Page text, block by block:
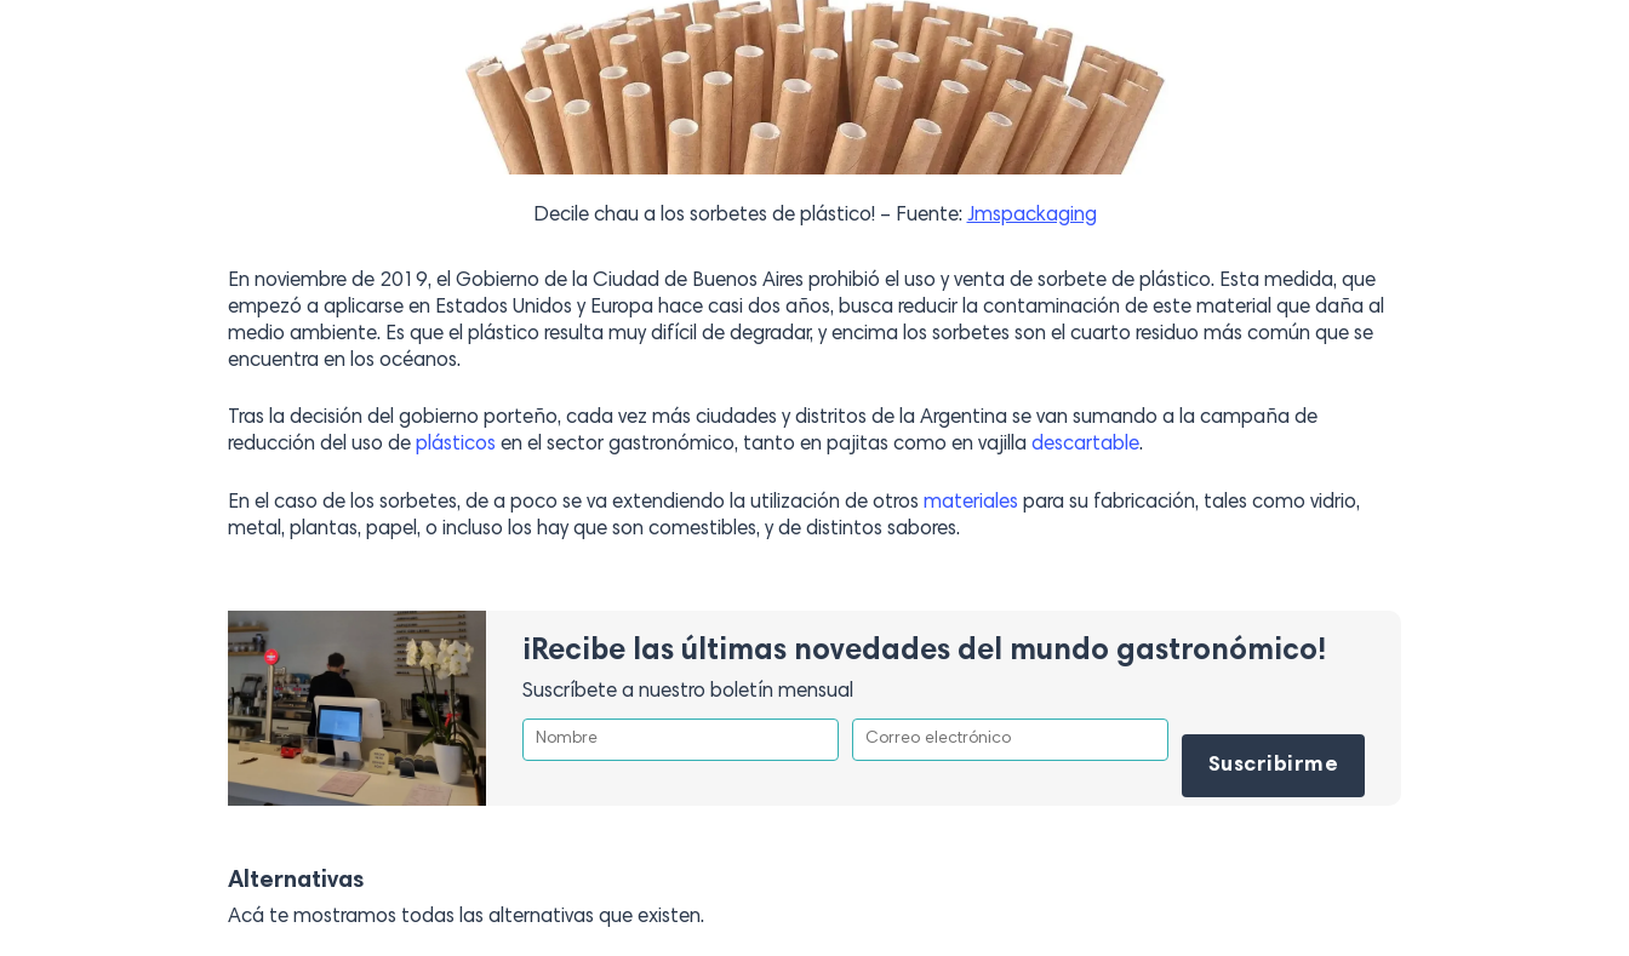
Decile chau a los sorbetes de plástico! – Fuente: Jmspackaging
En noviembre de 2019, el Gobierno de la Ciudad de Buenos Aires prohibió el uso y venta de sorbete de plástico. Esta medida, que
empezó a aplicarse en Estados Unidos y Europa hace casi dos años, busca reducir la contaminación de este material que daña al
medio ambiente. Es que el plástico resulta muy difícil de degradar, y encima los sorbetes son el cuarto residuo más común que se
encuentra en los océanos.
Tras la decisión del gobierno porteño, cada vez más ciudades y distritos de la Argentina se van sumando a la campaña de
reducción del uso de plásticos en el sector gastronómico, tanto en pajitas como en vajilla descartable.
En el caso de los sorbetes, de a poco se va extendiendo la utilización de otros materiales para su fabricación, tales como vidrio,
metal, plantas, papel, o incluso los hay que son comestibles, y de distintos sabores.
¡Recibe las últimas novedades del mundo gastronómico!
Suscríbete a nuestro boletín mensual
Por favor, deja este campo vacío.
Alternativas
Acá te mostramos todas las alternativas que existen.